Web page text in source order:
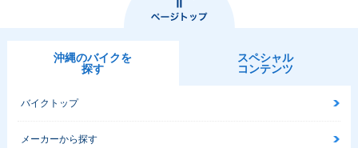
沖縄のバイクを
探す
スペシャル
コンテンツ
バイクトップ
メーカーから探す